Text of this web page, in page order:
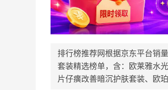
排行榜推荐网根据京东平台销
套装精选榜单，含：欧莱雅水
片仔癀改善暗沉护肤套装、欧